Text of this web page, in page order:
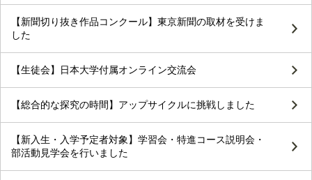
【新聞切り抜き作品コンクール】東京新聞の取材を受けま
した
【生徒会】日本大学付属オンライン交流会
【総合的な探究の時間】アップサイクルに挑戦しました
【新入生・入学予定者対象】学習会・特進コース説明会・
部活動見学会を行いました